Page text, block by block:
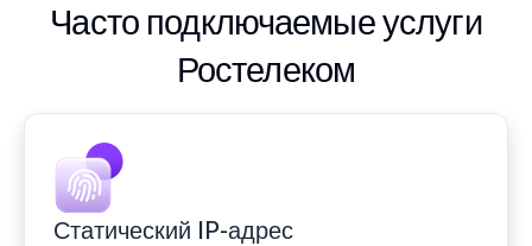
Часто подключаемые услуги
Ростелеком
Статический IP-адрес